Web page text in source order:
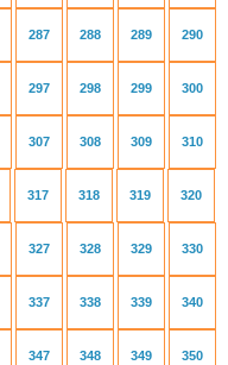
287 288 289 290
297 298 299 300
307 308 309 310
317 318 319 320
327 328 329 330
337 338 339 340
347 348 349 350